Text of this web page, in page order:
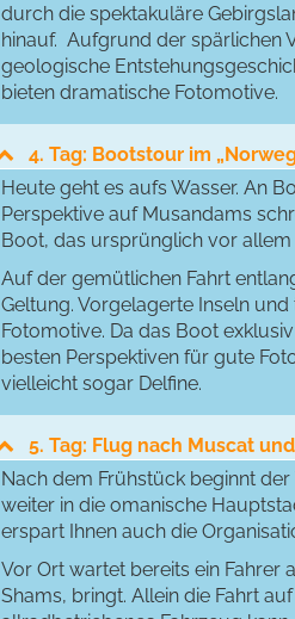
durch die spektakuläre
hinauf. Aufgrund der spärlichen
geologische
bieten dramatische Fotomotive.
4. Tag: Bootstour im
Heute geht es aufs Wasser. An
Perspektive auf Musandams
Boot, das ursprünglich vor
Auf der gemütlichen Fahrt
Geltung. Vorgelagerte Inseln
Fotomotive. Da das Boot
besten Perspektiven für gute
vielleicht sogar Delfine.
5. Tag: Flug nach Muscat
Nach dem Frühstück beginnt
weiter in die omanische
erspart Ihnen auch die
Vor Ort wartet bereits ein Fahrer
Shams, bringt. Allein die Fahrt